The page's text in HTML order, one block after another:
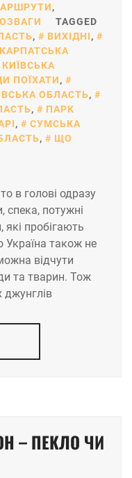
,
TAGGED
, ВИХІДНІ,
КИЇВСЬКА
ПОЇХАТИ,
ОБЛАСТЬ,
,
ПАРК
,
СУМСЬКА
,
ЩО
в голові одразу
потужні
пробігають
Україна також не
відчути
та тварин. Тож
джунглів
– ПЕКЛО ЧИ